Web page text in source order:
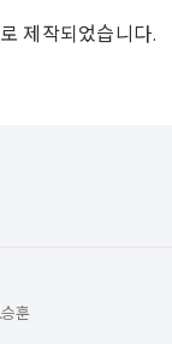
제작되었습니다.
훈